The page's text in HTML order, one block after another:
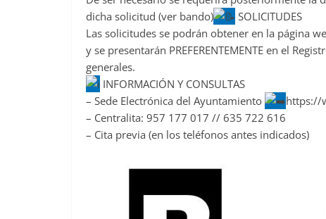
dicha solicitud (ver bando)
SOLICITUDES
Las solicitudes se podrán obtener en la página
y se presentarán PREFERENTEMENTE en el
generales.
INFORMACIÓN Y CONSULTAS
– Sede Electrónica del Ayuntamiento
https://
– Centralita: 957 177 017 // 635 722 616
– Cita previa (en los teléfonos antes indicados)